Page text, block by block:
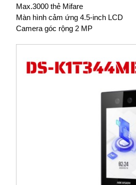
Max.3000 thẻ Mifare
Màn hình cảm ứng 4.5-inch LCD
Camera góc rộng 2 MP